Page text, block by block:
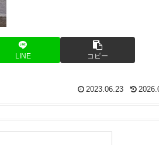
LINE コピー
2023.06.23